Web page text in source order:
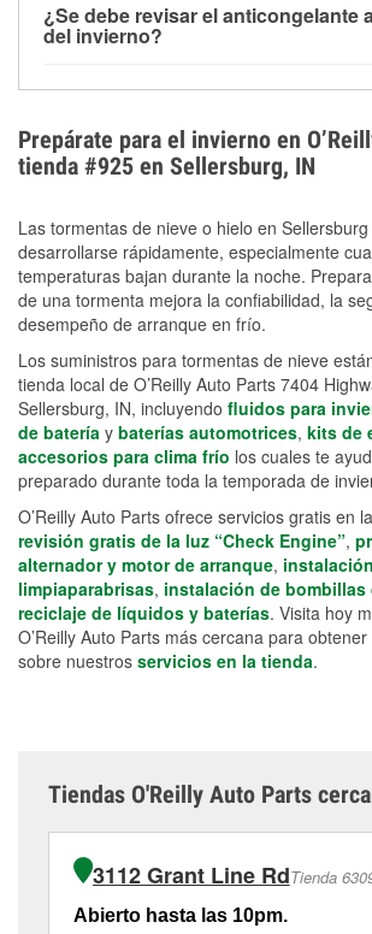
alrededor de 1 PSI por cada 10 °F que
temperatura. Puedes obtener más
¿Se debe revisar el anticongelante
del invierno?
el sobrecalentamiento en condiciones
extremo. Aprende cómo comprobar la
anticongelante en nuestra sección
Prepárate para el invierno en
tienda #925 en Sellersburg, IN
Las tormentas de nieve o hielo en
desarrollarse rápidamente, especialmente
temperaturas bajan durante la noche.
de una tormenta mejora la confiabilidad, la
desempeño de arranque en frío.
Los suministros para tormentas de nieve
tienda local de O’Reilly Auto Parts 7404
Sellersburg, IN, incluyendo fluidos para
de batería y baterías automotrices, kits de
accesorios para clima frío los cuales te
preparado durante toda la temporada de
O’Reilly Auto Parts ofrece servicios gratis en
revisión gratis de la luz “Check Engine”,
alternador y motor de arranque,
limpiaparabrisas, instalación de bombillas
reciclaje de líquidos y baterías. Visita hoy
O’Reilly Auto Parts más cercana para
sobre nuestros servicios en la tienda.
Tiendas O'Reilly Auto Parts
3112 Grant Line RdTienda
Abierto hasta las 10pm.